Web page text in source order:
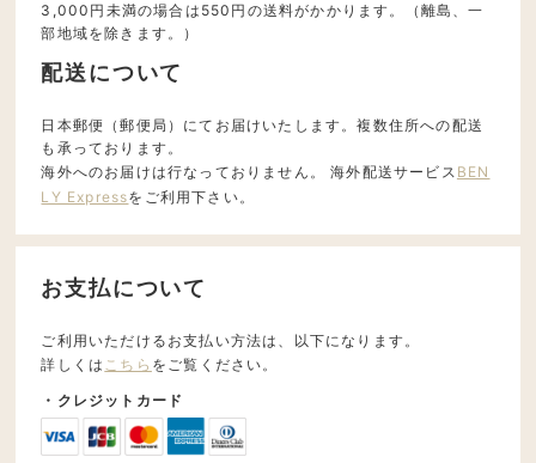
3,000円未満の場合は550円の送料がかかります。（離島、一
部地域を除きます。）
配送について
日本郵便（郵便局）にてお届けいたします。複数住所への配送
も承っております。
海外へのお届けは行なっておりません。 海外配送サービス BEN
LY Expressをご利用下さい。
お支払について
ご利用いただけるお支払い方法は、以下になります。
詳しくは こちら をご覧ください。
・クレジットカード